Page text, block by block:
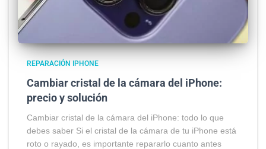
REPARACIÓN IPHONE
Cambiar cristal de la cámara del iPhone:
precio y solución
Cambiar cristal de la cámara del iPhone: todo lo que
debes saber Si el cristal de la cámara de tu iPhone está
roto o rayado, es importante repararlo cuanto antes